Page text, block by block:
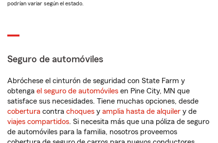
podrían variar según el estado.
Seguro de automóviles
Abróchese el cinturón de seguridad con State Farm y
obtenga el seguro de automóviles en Pine City, MN que
satisface sus necesidades. Tiene muchas opciones, desde
cobertura contra choques y amplia hasta de alquiler y de
viajes compartidos. Si necesita más que una póliza de seguro
de automóviles para la familia, nosotros proveemos